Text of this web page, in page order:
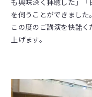
を伺うことができました。
この度のご講演を快諾
上げます。